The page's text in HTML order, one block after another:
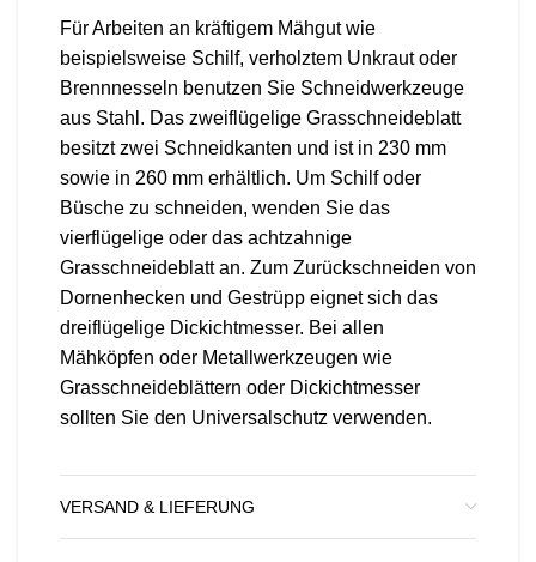
Für Arbeiten an kräftigem Mähgut wie
beispielsweise Schilf, verholztem Unkraut oder
Brennnesseln benutzen Sie Schneidwerkzeuge
aus Stahl. Das zweiflügelige Grasschneideblatt
besitzt zwei Schneidkanten und ist in 230 mm
sowie in 260 mm erhältlich. Um Schilf oder
Büsche zu schneiden, wenden Sie das
vierflügelige oder das achtzahnige
Grasschneideblatt an. Zum Zurückschneiden von
Dornenhecken und Gestrüpp eignet sich das
dreiflügelige Dickichtmesser. Bei allen
Mähköpfen oder Metallwerkzeugen wie
Grasschneideblättern oder Dickichtmesser
sollten Sie den Universalschutz verwenden.
VERSAND & LIEFERUNG